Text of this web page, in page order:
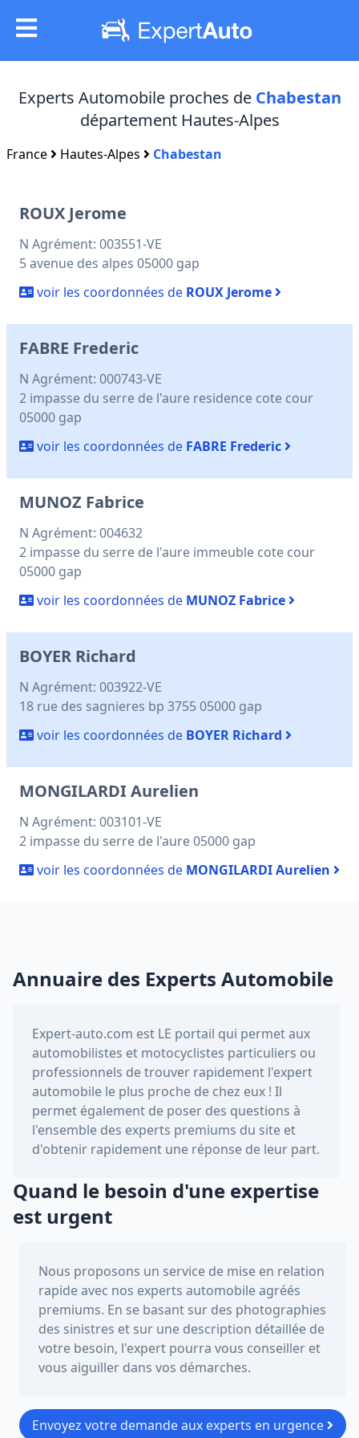
Experts Automobile proches de Chabestan
département Hautes-Alpes
France Hautes-Alpes Chabestan
ROUX Jerome
N Agrément: 003551-VE
5 avenue des alpes 05000 gap
voir les coordonnées de ROUX Jerome
FABRE Frederic
N Agrément: 000743-VE
2 impasse du serre de l'aure residence cote cour
05000 gap
voir les coordonnées de FABRE Frederic
MUNOZ Fabrice
N Agrément: 004632
2 impasse du serre de l'aure immeuble cote cour
05000 gap
voir les coordonnées de MUNOZ Fabrice
BOYER Richard
N Agrément: 003922-VE
18 rue des sagnieres bp 3755 05000 gap
voir les coordonnées de BOYER Richard
MONGILARDI Aurelien
N Agrément: 003101-VE
2 impasse du serre de l'aure 05000 gap
voir les coordonnées de MONGILARDI Aurelien
Annuaire des Experts Automobile
Expert-auto.com est LE portail qui permet aux
automobilistes et motocyclistes particuliers ou
professionnels de trouver rapidement l'expert
automobile le plus proche de chez eux ! Il
permet également de poser des questions à
l'ensemble des experts premiums du site et
d'obtenir rapidement une réponse de leur part.
Quand le besoin d'une expertise
est urgent
Nous proposons un service de mise en relation
rapide avec nos experts automobile agréés
premiums. En se basant sur des photographies
des sinistres et sur une description détaillée de
votre besoin, l'expert pourra vous conseiller et
vous aiguiller dans vos démarches.
Envoyez votre demande aux experts en urgence